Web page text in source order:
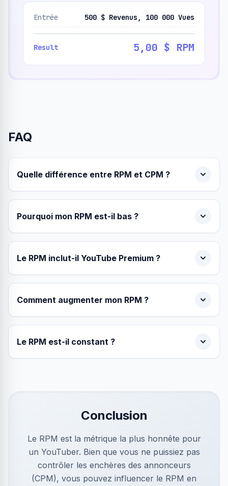
Entrée 500 $ Revenus, 100 000 Vues
Result 5,00 $ RPM
FAQ
Quelle différence entre RPM et CPM ?
Pourquoi mon RPM est-il bas ?
Le RPM inclut-il YouTube Premium ?
Comment augmenter mon RPM ?
Le RPM est-il constant ?
Conclusion
Le RPM est la métrique la plus honnête pour
un YouTuber. Bien que vous ne puissiez pas
contrôler les enchères des annonceurs
(CPM), vous pouvez influencer le RPM en